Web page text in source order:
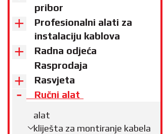
pribor
Profesionalni alati za
instalaciju kablova
Radna odjeća
Rasprodaja
Rasvjeta
Ručni alat
alat
kliješta za montiranje kabela